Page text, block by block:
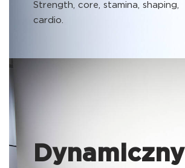
Strength, core, stamina, shaping,
cardio.
Dynamiczny